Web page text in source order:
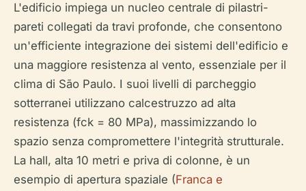
L'edificio impiega un nucleo centrale di pilastri-
pareti collegati da travi profonde, che consentono
un'efficiente integrazione dei sistemi dell'edificio e
una maggiore resistenza al vento, essenziale per il
clima di São Paulo. I suoi livelli di parcheggio
sotterranei utilizzano calcestruzzo ad alta
resistenza (fck = 80 MPa), massimizzando lo
spazio senza compromettere l'integrità strutturale.
La hall, alta 10 metri e priva di colonne, è un
esempio di apertura spaziale (Franca e